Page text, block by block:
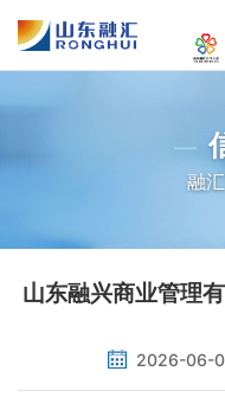
融
山东融兴商业管理
2026-06-